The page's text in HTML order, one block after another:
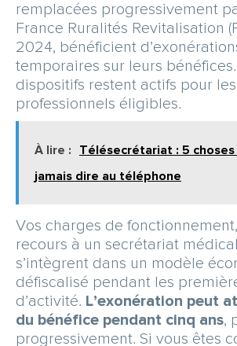
remplacées progressivement
France Ruralités Revitalisation
2024, bénéficient
temporaires sur leurs
dispositifs restent actifs pour les
professionnels éligibles.
À lire : Télésecrétariat : 5
jamais dire au téléphone
Vos charges de
recours à un secrétariat
s’intègrent dans un modèle
défiscalisé pendant les
d’activité. L’exonération peut
du bénéfice pendant cinq ans,
progressivement. Si vous êtes